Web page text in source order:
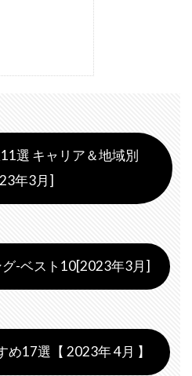
選 キャリア＆地域別
年3月]
-ベスト10[2023年3月]
17選【 2023年 4月 】